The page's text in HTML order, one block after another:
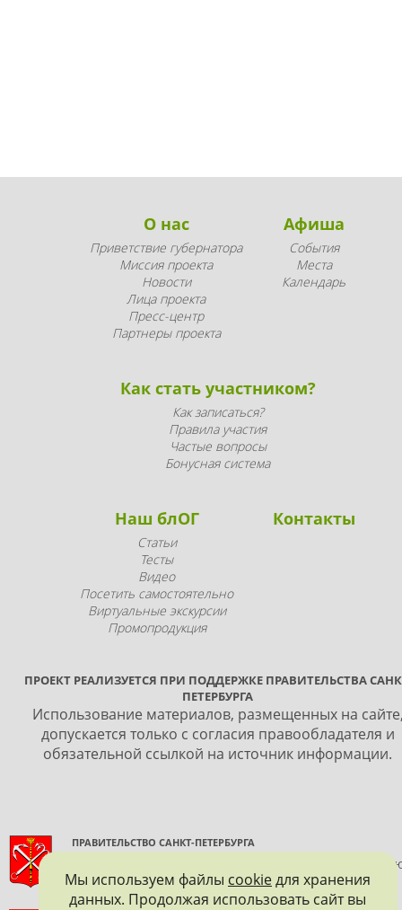
О нас
Приветствие губернатора
Миссия проекта
Новости
Лица проекта
Пресс-центр
Партнеры проекта
Афиша
События
Места
Календарь
Как стать участником?
Как записаться?
Правила участия
Частые вопросы
Бонусная система
Наш блОГ
Статьи
Тесты
Видео
Посетить самостоятельно
Виртуальные экскурсии
Промопродукция
Контакты
ПРОЕКТ РЕАЛИЗУЕТСЯ ПРИ ПОДДЕРЖКЕ ПРАВИТЕЛЬСТВА
ПЕТЕРБУРГА
Использование материалов, размещенных на
допускается только с согласия правообладателя и
обязательной ссылкой на источник информации.
ПРАВИТЕЛЬСТВО САНКТ-ПЕТЕРБУРГА
КОМИТЕТ ПО ГОСУДАРСТВЕННОМУ КОНТРОЛЮ,
И ОХРАНЕ ПАМЯТНИКОВ ИСТОРИИ И КУЛЬТУРЫ
Мы используем файлы cookieдля хранения
данных. Продолжая использовать сайт вы